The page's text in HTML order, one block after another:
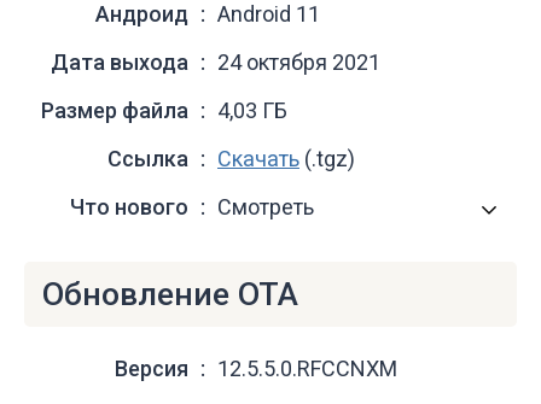
Андроид
Android 11
Дата выхода
24 октября 2021
Размер файла
4,03 ГБ
Ссылка
Скачать (.tgz)
Что нового
Смотреть
Обновление OTA
Версия
12.5.5.0.RFCCNXM